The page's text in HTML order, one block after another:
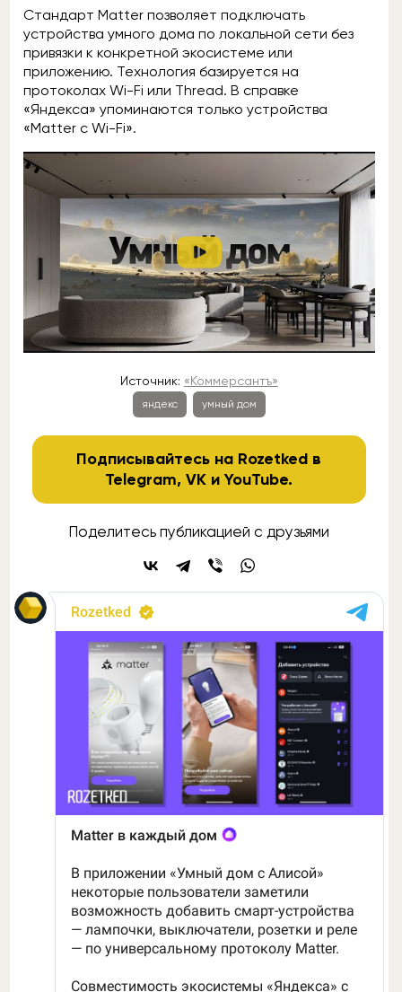
Стандарт Matter позволяет подключать
устройства умного дома по локальной сети без
привязки к конкретной экосистеме или
приложению. Технология базируется на
протоколах Wi-Fi или Thread. В справке
«Яндекса» упоминаются только устройства
«Matter с Wi-Fi».
Источник: «Коммерсантъ»
яндекс умный дом
Подписывайтесь на Rozetked в
Telegram,VK иYouTube.
Поделитесь публикацией с друзьями